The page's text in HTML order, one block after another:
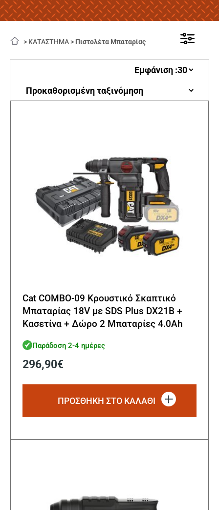
> ΚΑΤΑΣΤΗΜΑ > Πιστολέτα Μπαταρίας
Cat COMBO-09 Κρουστικό Σκαπτικό
Μπαταρίας 18V με SDS Plus DX21B +
Κασετίνα + Δώρο 2 Μπαταρίες 4.0Ah
Παράδοση 2-4 ημέρες
296,90€
ΠΡΟΣΘΗΚΗ ΣΤΟ ΚΑΛΑΘΙ